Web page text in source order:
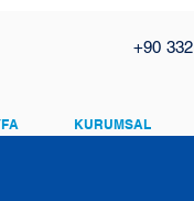
+90
KURUMSAL